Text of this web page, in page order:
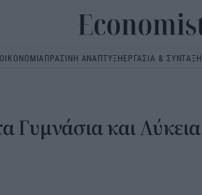
ΟΙΚΟΝΟΜΙΑΠΡΑΣΙΝΗ ΑΝΑΠΤΥΞΗΕΡΓΑΣΙΑ & ΣΥΝΤΑΞΗ
Γυμνάσια και Λύκεια